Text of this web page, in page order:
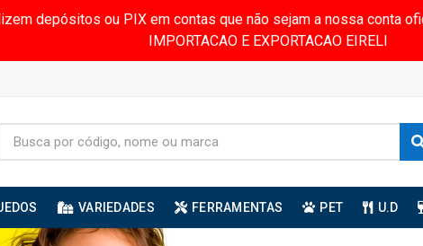
depósitos ou PIX em contas que não sejam a nossa conta
IMPORTACAO E EXPORTACAO EIRELI
VARIEDADES FERRAMENTAS PET U.D